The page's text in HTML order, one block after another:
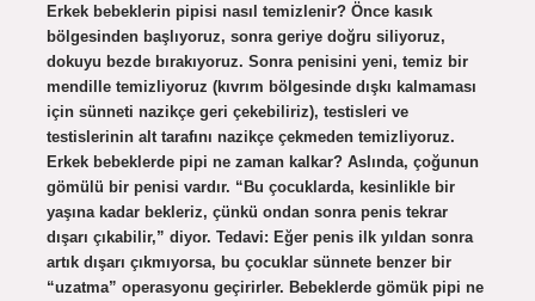
Erkek bebeklerin pipisi nasıl temizlenir? Önce kasık
bölgesinden başlıyoruz, sonra geriye doğru siliyoruz,
dokuyu bezde bırakıyoruz. Sonra penisini yeni, temiz bir
mendille temizliyoruz (kıvrım bölgesinde dışkı kalmaması
için sünneti nazikçe geri çekebiliriz), testisleri ve
testislerinin alt tarafını nazikçe çekmeden temizliyoruz.
Erkek bebeklerde pipi ne zaman kalkar? Aslında, çoğunun
gömülü bir penisi vardır. “Bu çocuklarda, kesinlikle bir
yaşına kadar bekleriz, çünkü ondan sonra penis tekrar
dışarı çıkabilir,” diyor. Tedavi: Eğer penis ilk yıldan sonra
artık dışarı çıkmıyorsa, bu çocuklar sünnete benzer bir
“uzatma” operasyonu geçirirler. Bebeklerde gömük pipi ne